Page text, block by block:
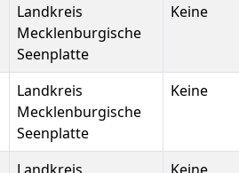
Landkreis
Mecklenburgische
Seenplatte
Keine
Landkreis
Mecklenburgische
Seenplatte
Keine